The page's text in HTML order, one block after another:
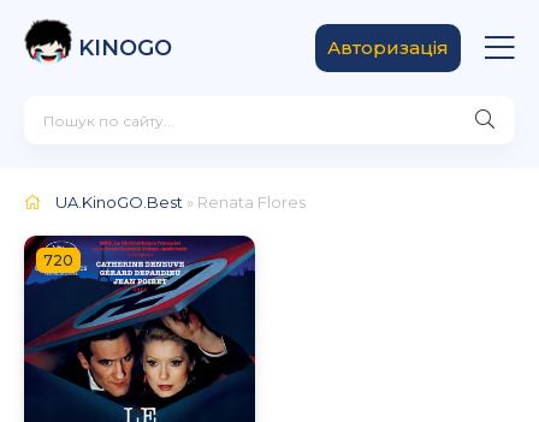
KINOGO Авторизація
UA.KinoGO.Best » Renata Flores
720